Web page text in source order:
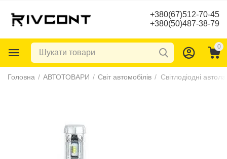
+380(67)512-70-45
+380(50)487-38-79
0
Головна / АВТОТОВАРИ / Світ автомобілів / Світлодіодні